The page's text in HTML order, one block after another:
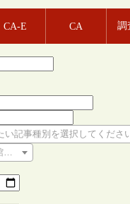
CA-E CA 調
い記事種別を選択してくださ
を選択してください